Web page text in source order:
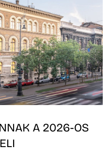
A 2026-OS